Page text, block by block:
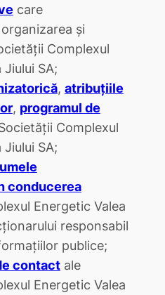
care
şi
Complexul
SA;
, atribuţiile
, programul de
Complexul
SA;
conducerea
Energetic Valea
responsabil
publice;
contactale
Energetic Valea